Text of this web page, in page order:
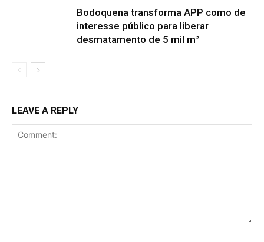
Bodoquena transforma APP como de
interesse público para liberar
desmatamento de 5 mil m²
LEAVE A REPLY